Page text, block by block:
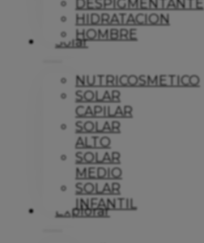
DESPIGMENTANTE
HIDRATACION
HOMBRE
Solar
NUTRICOSMETICO
SOLAR
CAPILAR
SOLAR
ALTO
SOLAR
MEDIO
SOLAR
INFANTIL
Explorar